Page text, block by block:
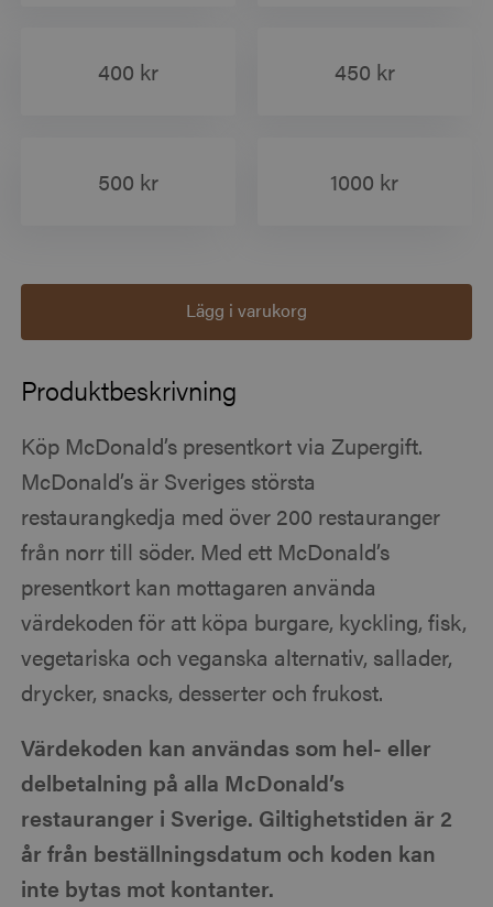
400 kr 450 kr
500 kr 1000 kr
Lägg i varukorg
Produktbeskrivning
Köp McDonald’s presentkort via Zupergift.
McDonald’s är Sveriges största
restaurangkedja med över 200 restauranger
från norr till söder. Med ett McDonald’s
presentkort kan mottagaren använda
värdekoden för att köpa burgare, kyckling, fisk,
vegetariska och veganska alternativ, sallader,
drycker, snacks, desserter och frukost.
Värdekoden kan användas som hel- eller
delbetalning på alla McDonald’s
restauranger i Sverige. Giltighetstiden är 2
år från beställningsdatum och koden kan
inte bytas mot kontanter.